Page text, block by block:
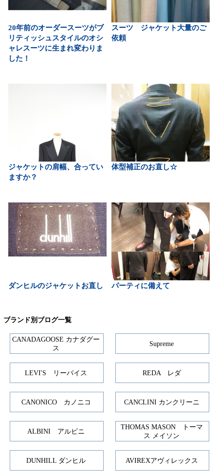
20年前のオーダースーツがブ
リティッシュスタイルのオシ
ャレスーツに生まれ変わりま
した！
スーツ ジャケット大量のご
依頼
ジャケットの肩幅、合ってい
ますか？
体型補正のお直し☆
ダンヒルのジャケットお直し パーティに備えて
ブランド別ブログ一覧
CANADAGOOSE カナダグー
ス
Supreme
LEVI'S リーバイス REDA レダ
CANONICO カノニコ CANCLINI カンクリーニ
ALBINI アルビニ
THOMAS MASON トーマ
ス メイソン
DUNHILL ダンヒル AVIREXアヴィレックス